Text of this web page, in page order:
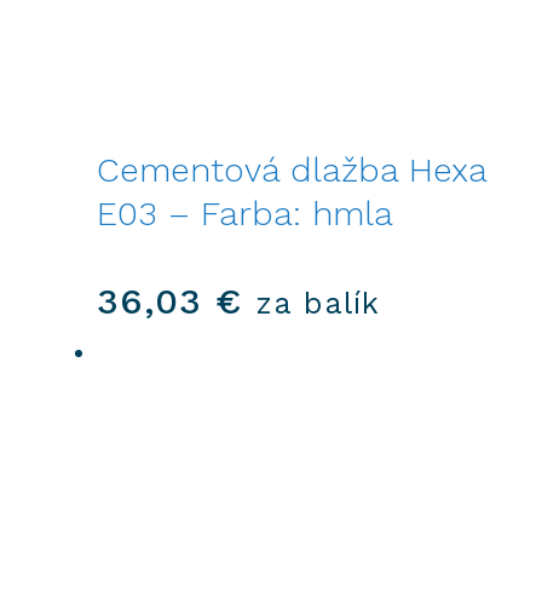
Cementová dlažba Hexa
E03 – Farba: hmla
36,03 € za balík